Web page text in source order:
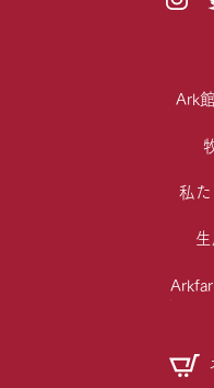
Ark
私